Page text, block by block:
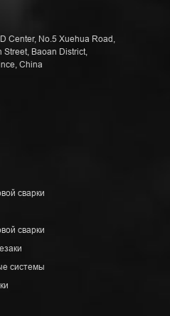
Center, No.5 Xuehua Road,
Baoan District,
China
сварки
сварки
системы